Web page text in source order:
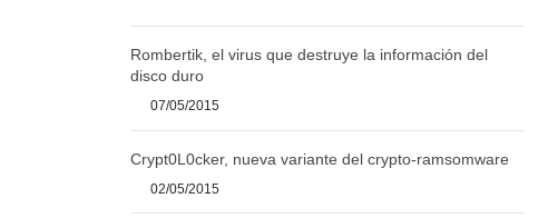
Rombertik, el virus que destruye la información del
disco duro
07/05/2015
Crypt0L0cker, nueva variante del crypto-ramsomware
02/05/2015